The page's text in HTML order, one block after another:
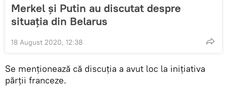
Merkel și Putin au discutat despre
situația din Belarus
18 August 2020, 12:38
Se menționează că discuția a avut loc la inițiativa
părții franceze.